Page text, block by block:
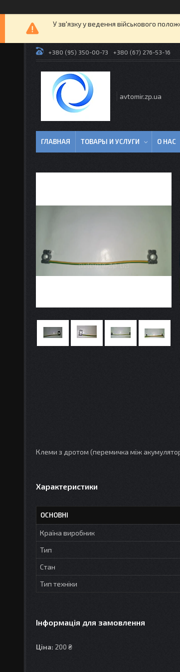
У зв'язку у ведення військового
+380 (95) 350-00-73 +380 (67) 276-53-16
avtomir.zp.ua
ГЛАВНАЯ ТОВАРЫ И УСЛУГИ О НАС
Клеми з дротом (перемичка між
Характеристики
ОСНОВНІ
Країна виробник
Тип
Стан
Тип техніки
Інформація для замовлення
Ціна: 200 ₴